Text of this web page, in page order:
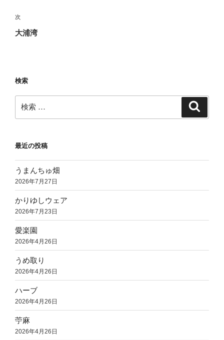
ビ
ゲ
ン
投
稿
次
の
次
大浦湾
検索
検
索:
最近の投稿
うまんちゅ畑
2026年7月27日
かりゆしウェア
2026年7月23日
愛楽園
2026年4月26日
うめ取り
2026年4月26日
ハーブ
2026年4月26日
苧麻
2026年4月26日